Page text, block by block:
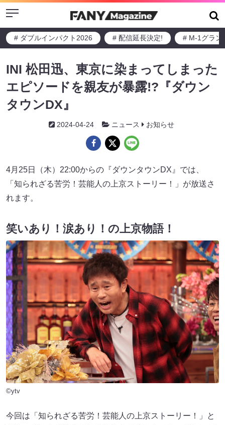
Menu
# ダブルインパクト2026 # 配信延長決定! # M-1グラン
INI 松田迅、東京に染まってしまった
エピソードを親友が暴露!?『ダウン
タウンDX』
2024-04-24 ニュース お知らせ
4月25日（木）22:00からの『ダウンタウンDX』では、
「知られざる苦労！芸能人の上京ストーリー！」が放送さ
れます。
笑いあり！涙あり！の上京物語！
©ytv
今回は「知られざる苦労！芸能人の上京ストーリー！」と